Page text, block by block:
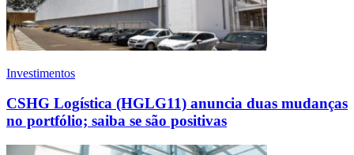
Investimentos
CSHG Logística (HGLG11) anuncia duas mudanças
no portfólio; saiba se são positivas